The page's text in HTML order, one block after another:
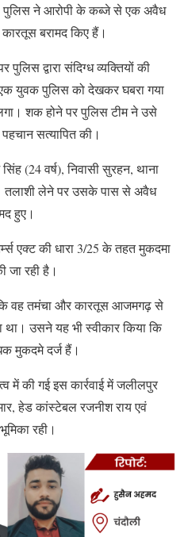
पुलिस ने आरोपी के कब्जे से एक अवैध
बरामद किए हैं।
द्वारा संदिग्ध व्यक्तियों की
युवक पुलिस को देखकर घबरा गया
शक होने पर पुलिस टीम ने उसे
सत्यापित की।
(24 वर्ष), निवासी सुरहन, थाना
तलाशी लेने पर उसके पास से अवैध
हुए।
एक्ट की धारा 3/25 के तहत मुकदमा
जा रही है।
कि वह तमंचा और कारतूस आजमगढ़ से
था। उसने यह भी स्वीकार किया कि
मुकदमे दर्ज हैं।
में की गई इस कार्रवाई में जलीलपुर
हेड कांस्टेबल रजनीश राय एवं
रही।